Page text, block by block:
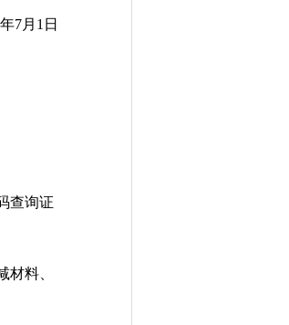
年7月 1 日
查询证
料、